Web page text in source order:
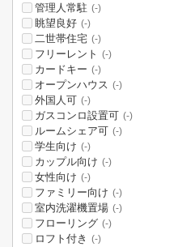
管理人常駐 (-)
眺望良好 (-)
二世帯住宅 (-)
フリーレント (-)
カードキー (-)
オープンハウス (-)
外国人可 (-)
ガスコンロ設置可 (-)
ルームシェア可 (-)
学生向け (-)
カップル向け (-)
女性向け (-)
ファミリー向け (-)
室内洗濯機置場 (-)
フローリング (-)
ロフト付き (-)